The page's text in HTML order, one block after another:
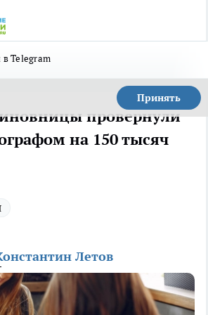
Telegram
Принять
провернули
на 150 тысяч
Летов